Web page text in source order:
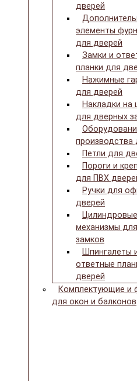
дверей
элементы
для дверей
Замки и
планки для
Нажимные
для дверей
Накладки на
для дверных
производства
Петли для
Пороги и
для ПВХ
Ручки для
дверей
Цилиндровые
механизмы
замков
Шпингалеты
ответные
дверей
Комплектующие и
для окон и балконов